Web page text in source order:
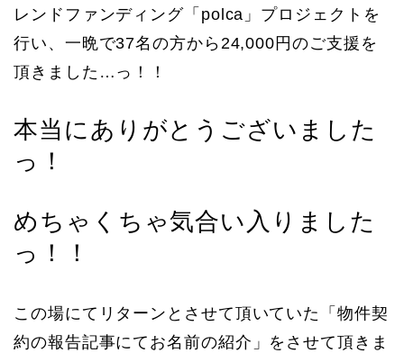
レンドファンディング「polca」プロジェクトを
行い、一晩で37名の方から24,000円のご支援を
頂きました…っ！！
本当にありがとうございました
っ！
めちゃくちゃ気合い入りました
っ！！
この場にてリターンとさせて頂いていた「物件契
約の報告記事にてお名前の紹介」をさせて頂きま